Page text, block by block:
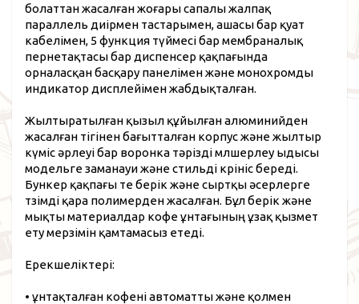
болаттан жасалған жоғары сапалы жалпақ
параллель диірмен тастарымен, ашасы бар қуат
кабелімен, 5 функция түймесі бар мембраналық
пернетақтасы бар диспенсер қақпағында
орналасқан басқару панелімен және монохромды
индикатор дисплейімен жабдықталған.
Жылтыратылған қызыл құйылған алюминийден
жасалған тігінен бағытталған корпус және жылтыр
күміс әрлеуі бар воронка тәрізді мөлшерлеу ыдысы
модельге заманауи және стильді көрініс береді.
Бункер қақпағы өте берік және сыртқы әсерлерге
төзімді қара полимерден жасалған. Бұл берік және
мықты материалдар кофе ұнтағының ұзақ қызмет
ету мерзімін қамтамасыз етеді.
Ерекшеліктері:
• ұнтақталған кофені автоматты және қолмен